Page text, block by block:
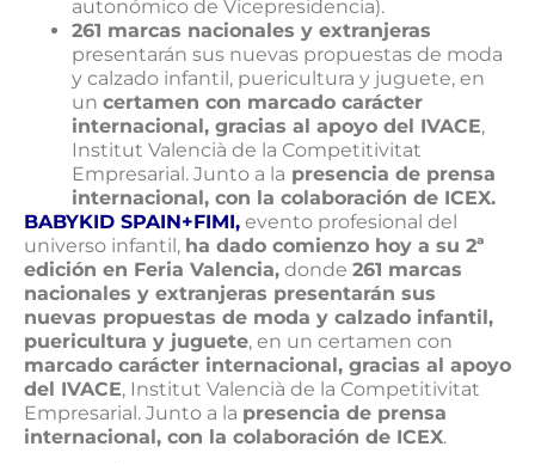
autonómico de Vicepresidencia).
261 marcas nacionales y extranjeras
presentarán sus nuevas propuestas de moda
y calzado infantil, puericultura y juguete, en
un certamen con marcado carácter
internacional, gracias al apoyo del IVACE,
Institut Valencià de la Competitivitat
Empresarial. Junto a la presencia de prensa
internacional, con la colaboración de ICEX.
BABYKID SPAIN+FIMI, evento profesional del
universo infantil, ha dado comienzo hoy a su 2ª
edición en Feria Valencia, donde 261 marcas
nacionales y extranjeras presentarán sus
nuevas propuestas de moda y calzado infantil,
puericultura y juguete, en un certamen con
marcado carácter internacional, gracias al apoyo
del IVACE, Institut Valencià de la Competitivitat
Empresarial. Junto a la presencia de prensa
internacional, con la colaboración de ICEX.